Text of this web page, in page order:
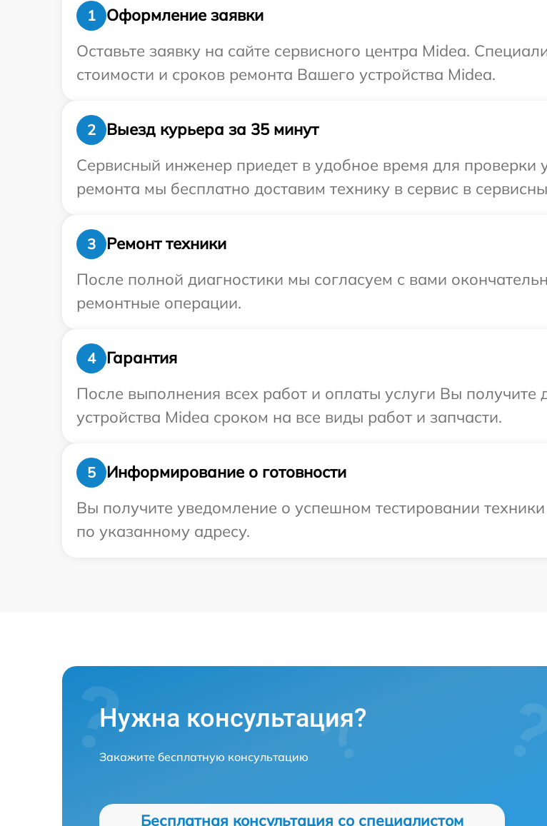
1
Оформление заявки
Оставьте заявку на сайте сервисного центра Midea.
стоимости и сроков ремонта Вашего устройства Midea.
2
Выезд курьера за 35 минут
Сервисный инженер приедет в удобное время для проверки
ремонта мы бесплатно доставим технику в сервис в
3
Ремонт техники
После полной диагностики мы согласуем с вами
ремонтные операции.
4
Гарантия
После выполнения всех работ и оплаты услуги Вы
устройства Midea сроком на все виды работ и запчасти.
5
Информирование о готовности
Вы получите уведомление о успешном тестировании
по указанному адресу.
Нужна консультация?
Закажите бесплатную консультацию
Бесплатная консультация со специалистом